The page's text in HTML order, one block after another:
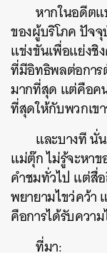
หากในอดีต
ของผู้บริโภค ปัจ
แข่งขันเพื่อแย่งชิ
ที่มีอิทธิพลต่อกา
มากที่สุด แต่คือค
ที่สุดให้กับพวกเข
และบางที นั่
แม่ตุ๊ก ไม่รู้จะหา
คำชมทั่วไป แต่สื่
พยายามไขว่คว้า
คือการได้รับควา
ที่มา: